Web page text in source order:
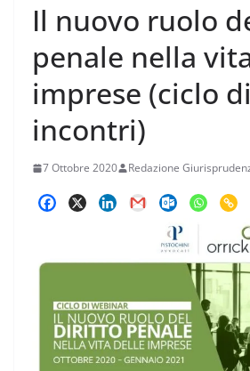
Il nuovo ruolo
penale nella
imprese (ciclo di
incontri)
7 Ottobre 2020 Redazione